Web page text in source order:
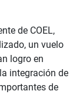
de COEL,
un vuelo
logro en
integración de
de